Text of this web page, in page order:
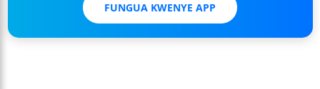
FUNGUA KWENYE APP